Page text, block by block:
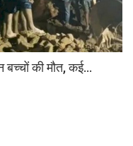
बच्चों की मौत, कई...